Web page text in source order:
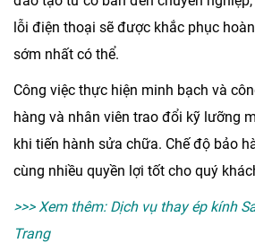
lỗi điện thoại sẽ được khắc phục
sớm nhất có thể.
Công việc thực hiện minh bạch và
hàng và nhân viên trao đổi kỹ lưỡng
khi tiến hành sửa chữa. Chế độ bảo
cùng nhiều quyền lợi tốt cho quý
>>> Xem thêm: Dịch vụ thay ép kính
Trang